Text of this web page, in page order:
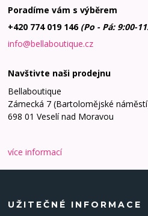
Poradíme vám s výběrem
+420 774 019 146 (Po - Pá: 9:00-
info@bellaboutique.cz
Navštivte naši prodejnu
Bellaboutique
Zámecká 7 (Bartolomějské
698 01 Veselí nad Moravou
více informací
UŽITEČNÉ INFORMACE